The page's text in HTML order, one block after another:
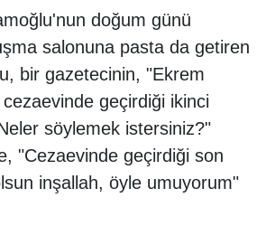
doğum günü
salonuna pasta da getiren
bir gazetecinin, "Ekrem
geçirdiği ikinci
söylemek istersiniz?"
"Cezaevinde geçirdiği son
inşallah, öyle umuyorum"